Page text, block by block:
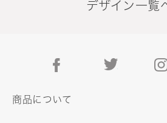
デザイン一覧
facebook
商品について